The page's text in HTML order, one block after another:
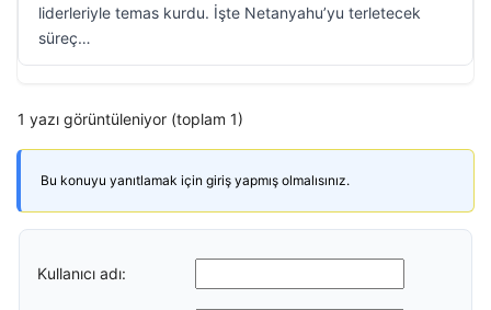
liderleriyle temas kurdu. İşte Netanyahu’yu terletecek
süreç…
1 yazı görüntüleniyor (toplam 1)
Bu konuyu yanıtlamak için giriş yapmış olmalısınız.
Kullanıcı adı: